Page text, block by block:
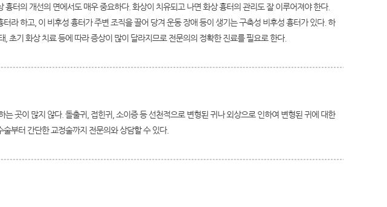
터의 개선의 면에서도 매우 중요하다. 화상이 치유되고 나면 화상 흉터의 관리도 잘 이루어져야 한다.
라 하고, 이 비후성 흉터가 주변 조직을 끌어 당겨 운동 장애 등이 생기는 구축성 비후성 흉터가 있다. 하
초기 화상 치료 등에 따라 증상이 많이 달라지므로 전문의의 정확한 진료를 필요로 한다.
곳이 많지 않다. 돌출귀, 접힌귀, 소이증 등 선천적으로 변형된 귀나 외상으로 인하여 변형된 귀에 대한
부터 간단한 교정술까지 전문의와 상담할 수 있다.